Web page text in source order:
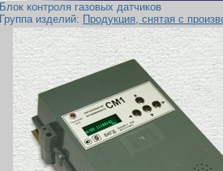
Блок контроля газовых датчиков
Группа изделий: Продукция, снятая с